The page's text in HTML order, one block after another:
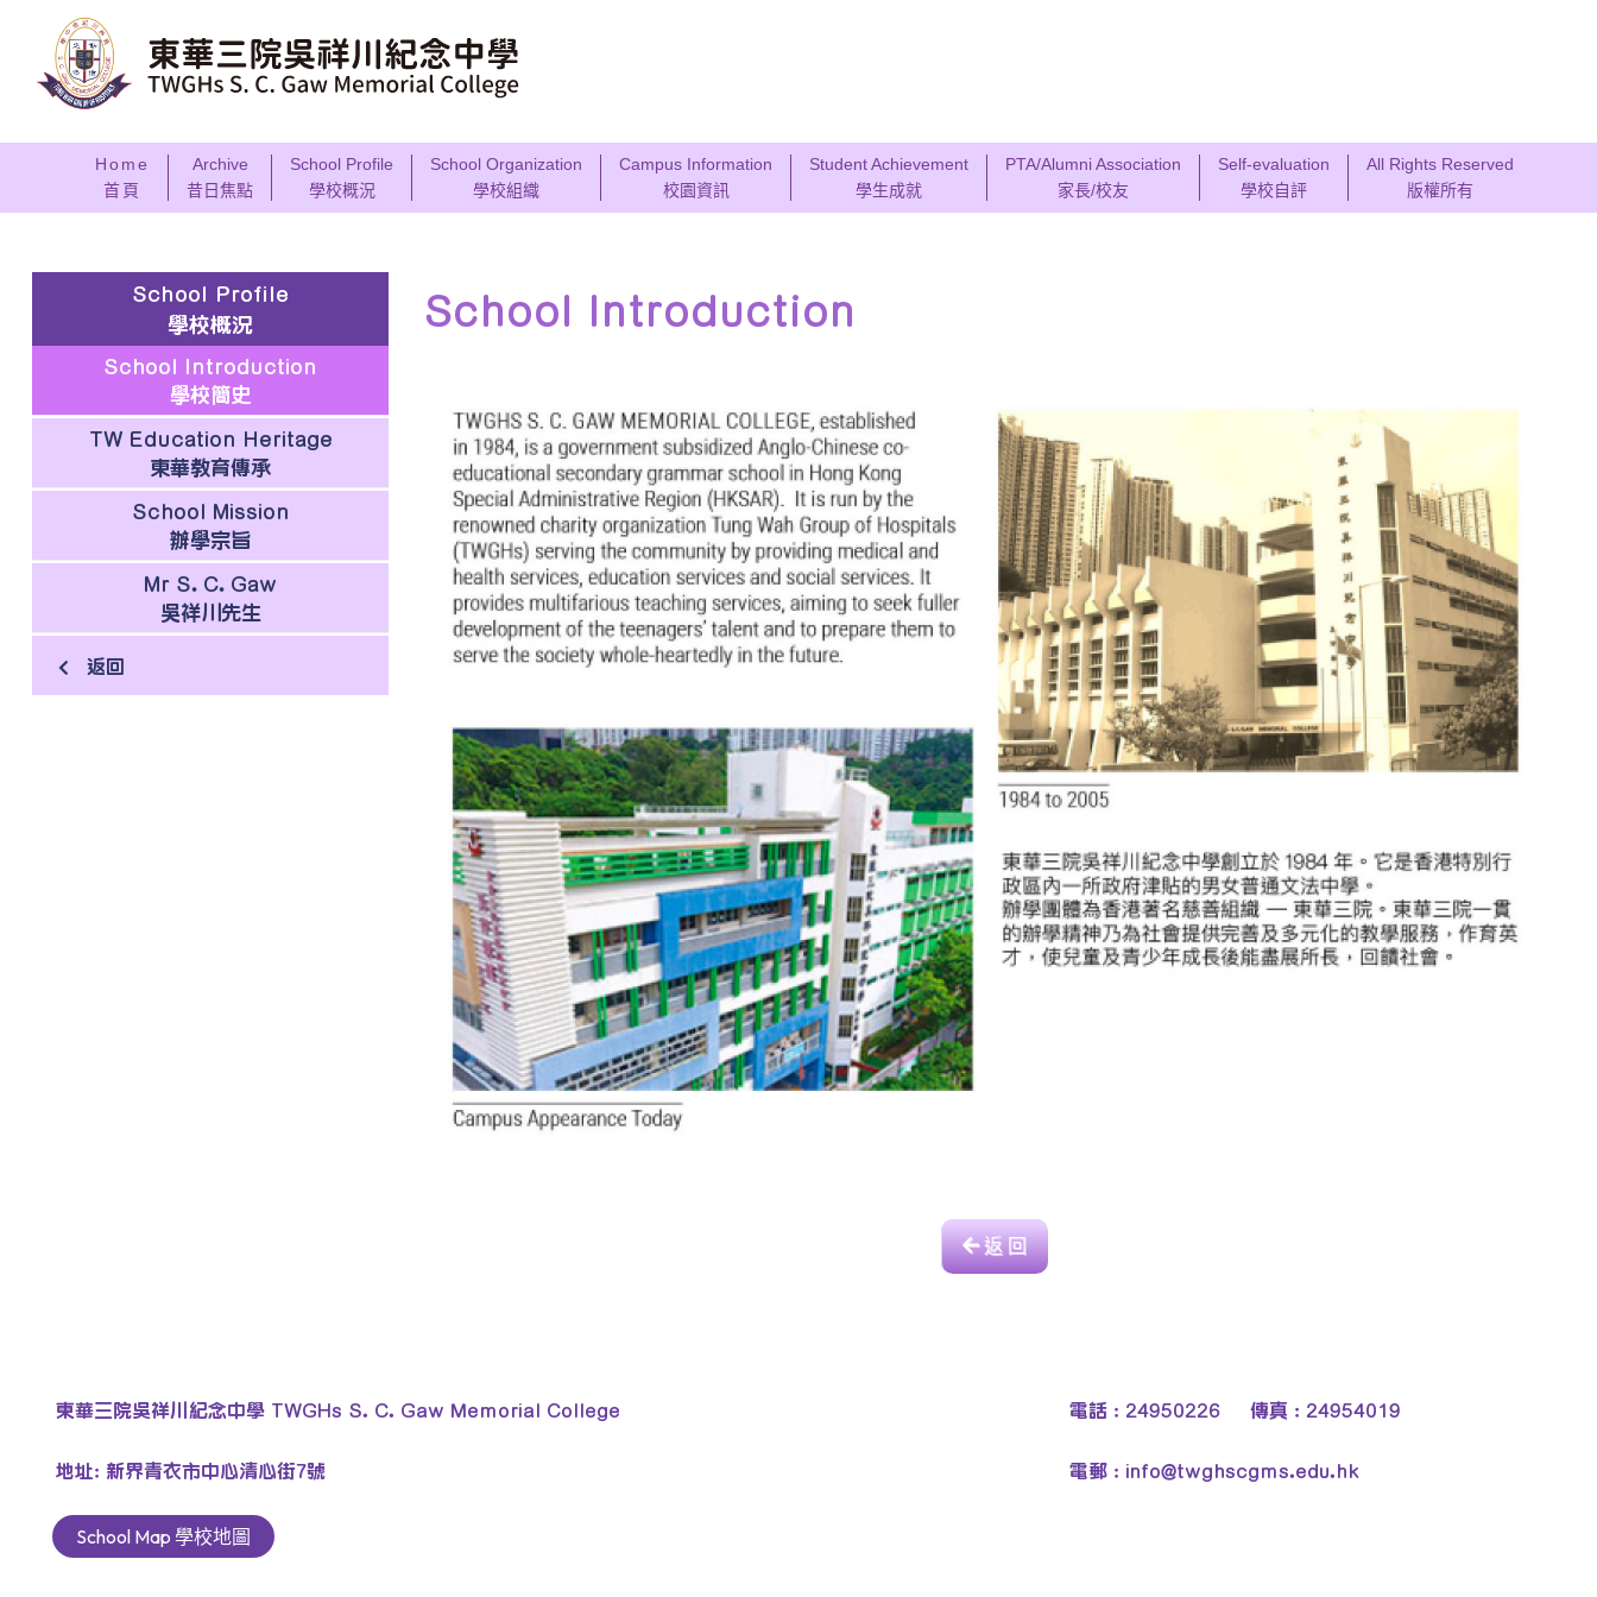
Home
首頁
Archive
昔日焦點
School Profile
學校概況
School Organization
學校組織
Campus Information
校園資訊
Student Achievement
學生成就
PTA/Alumni Association
家長/校友
Self-evaluation
學校自評
All Rights Reserved
版權所有
School Profile
學校概況
School Introduction
學校簡史
TW Education Heritage
東華教育傳承
School Mission
辦學宗旨
Mr S. C. Gaw
吳祥川先生
返回
School Introduction
返 回
東華三院吳祥川紀念中學 TWGHs S. C. Gaw Memorial College
地址: 新界青衣市中心清心街7號
電話 : 24950226 傳真 : 24954019
電郵 : info@twghscgms.edu.hk
School Map 學校地圖